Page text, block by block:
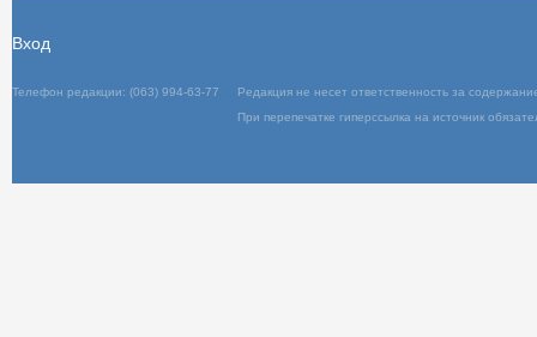
Телефон редакции: (063) 994-63-77
При